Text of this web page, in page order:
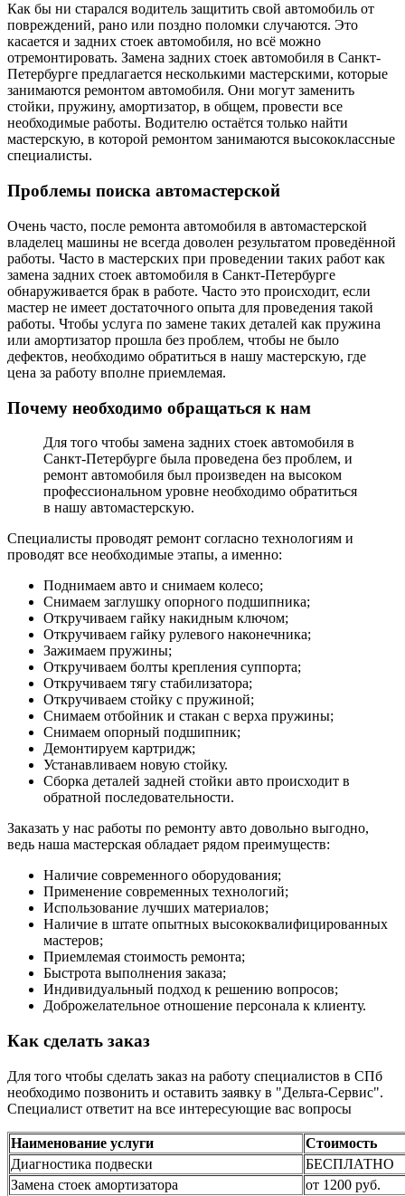
Как бы ни старался водитель защитить свой автомобиль от
повреждений, рано или поздно поломки случаются. Это
касается и задних стоек автомобиля, но всё можно
отремонтировать. Замена задних стоек автомобиля в Санкт-
Петербурге предлагается несколькими мастерскими, которые
занимаются ремонтом автомобиля. Они могут заменить
стойки, пружину, амортизатор, в общем, провести все
необходимые работы. Водителю остаётся только найти
мастерскую, в которой ремонтом занимаются высококлассные
специалисты.
Проблемы поиска автомастерской
Очень часто, после ремонта автомобиля в автомастерской
владелец машины не всегда доволен результатом проведённой
работы. Часто в мастерских при проведении таких работ как
замена задних стоек автомобиля в Санкт-Петербурге
обнаруживается брак в работе. Часто это происходит, если
мастер не имеет достаточного опыта для проведения такой
работы. Чтобы услуга по замене таких деталей как пружина
или амортизатор прошла без проблем, чтобы не было
дефектов, необходимо обратиться в нашу мастерскую, где
цена за работу вполне приемлемая.
Почему необходимо обращаться к нам
Для того чтобы замена задних стоек автомобиля в
Санкт-Петербурге была проведена без проблем, и
ремонт автомобиля был произведен на высоком
профессиональном уровне необходимо обратиться
в нашу автомастерскую.
Специалисты проводят ремонт согласно технологиям и
проводят все необходимые этапы, а именно:
Поднимаем авто и снимаем колесо;
Снимаем заглушку опорного подшипника;
Откручиваем гайку накидным ключом;
Откручиваем гайку рулевого наконечника;
Зажимаем пружины;
Откручиваем болты крепления суппорта;
Откручиваем тягу стабилизатора;
Откручиваем стойку с пружиной;
Снимаем отбойник и стакан с верха пружины;
Снимаем опорный подшипник;
Демонтируем картридж;
Устанавливаем новую стойку.
Сборка деталей задней стойки авто происходит в
обратной последовательности.
Заказать у нас работы по ремонту авто довольно выгодно,
ведь наша мастерская обладает рядом преимуществ:
Наличие современного оборудования;
Применение современных технологий;
Использование лучших материалов;
Наличие в штате опытных высококвалифицированных
мастеров;
Приемлемая стоимость ремонта;
Быстрота выполнения заказа;
Индивидуальный подход к решению вопросов;
Доброжелательное отношение персонала к клиенту.
Как сделать заказ
Для того чтобы сделать заказ на работу специалистов в СПб
необходимо позвонить и оставить заявку в "Дельта-Сервис".
Специалист ответит на все интересующие вас вопросы
Наименование услуги
Стоимость
Диагностика подвески
БЕСПЛАТНО
Замена стоек амортизатора
от 1200 руб.